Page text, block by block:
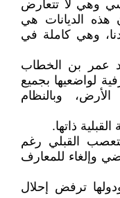
وهي لا تتعارض
هذه الديانات هي
وهي كاملة في
عمر بن الخطاب
لواضعيها بجميع
وبالنظام
ذاتها.
القبلي رغم
وإلغاء للمعارف
ترفض إحلال